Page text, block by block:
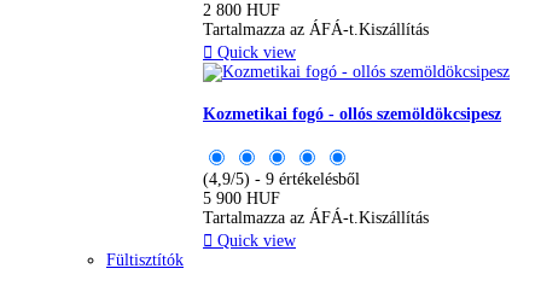
2 800 HUF
Tartalmazza az ÁFÁ-t.Kiszállítás
 Quick view
Kozmetikai fogó - ollós szemöldökcsipesz
(4,9/5) - 9 értékelésből
5 900 HUF
Tartalmazza az ÁFÁ-t.Kiszállítás
 Quick view
Fültisztítók